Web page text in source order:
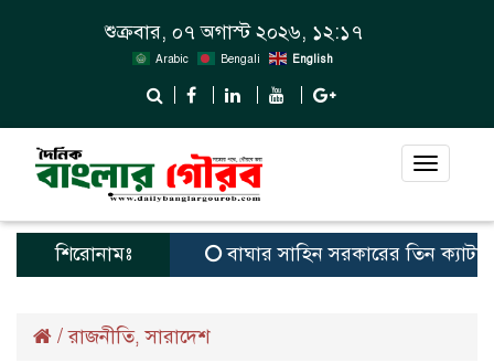
শুক্রবার, ০৭ অগাস্ট ২০২৬, ১২:১৭
Arabic Bengali English
Toggle
শিরোনামঃ বাঘার সাহিন সরকারের তিন
/রাজনীতি,সারাদেশ